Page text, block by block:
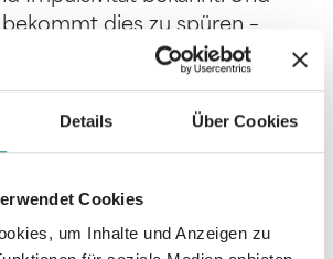
Details Über Cookies
Cookies
um Inhalte und Anzeigen zu
dies zu spüren –
die Tatsache, dass sie
Feind zu betrachten. Und
dass sie nicht voneinander
die Geheimnisse und